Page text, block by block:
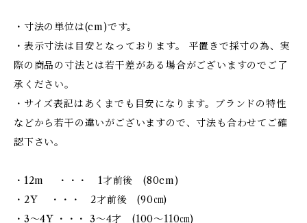
・寸法の単位は(cm)です。
・表示寸法は目安となっております。 平置きで採寸の為、実
際の商品の寸法とは若干差がある場合がございますのでご了
承ください。
・サイズ表記はあくまでも目安になります。ブランドの特性
などから若干の違いがございますので、寸法も合わせてご確
認下さい。
・12m ・・・ 1才前後 (80cm)
・2Y ・・・ 2才前後 (90㎝)
・3～4Y ・・・ 3～4才 (100～110㎝)